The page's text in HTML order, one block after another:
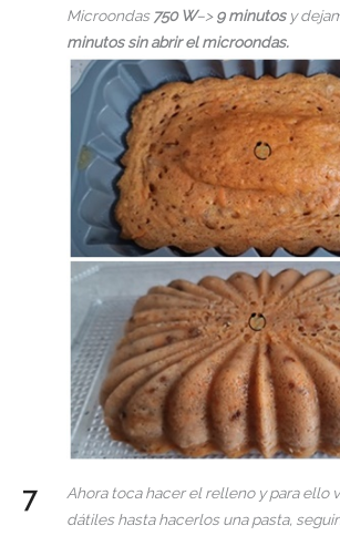
Microondas 750 W–>9 minutos y
minutos sin abrir el microondas.
Ahora toca hacer el relleno y para ello
dátiles hasta hacerlos una pasta,